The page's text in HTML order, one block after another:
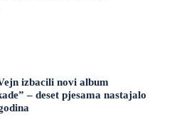
izbacili novi album
– deset pjesama nastajalo